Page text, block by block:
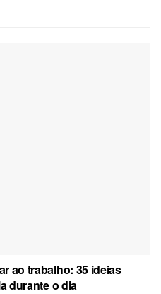
ao trabalho: 35 ideias
durante o dia